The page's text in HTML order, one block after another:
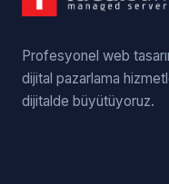
Profesyonel web
dijital pazarlama
dijitalde büyütüyoruz.